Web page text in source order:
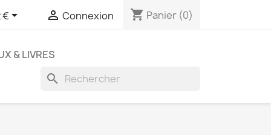
€  Connexion shopping_cart Panier (0)
& LIVRES
search